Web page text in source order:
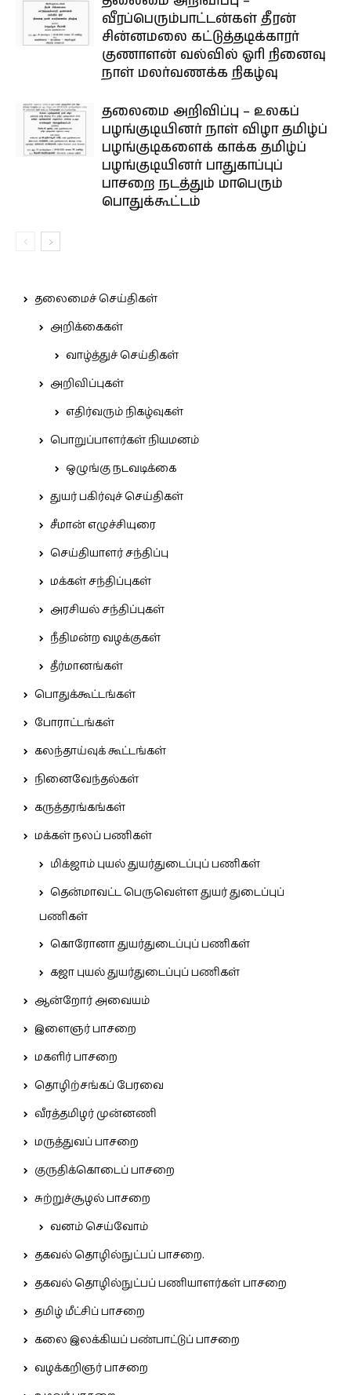
வீரப்பெரும்பாட்டன்கள் தீரன்
சின்னமலை கட்டுத்தடிக்காரர்
குணாளன் வல்வில் ஓரி நினைவு
நாள் மலர்வணக்க நிகழ்வு
தலைமை அறிவிப்பு – உலகப்
பழங்குடியினர் நாள் விழா தமிழ்ப்
பழங்குடிகளைக் காக்க தமிழ்ப்
பழங்குடியினர் பாதுகாப்புப்
பாசறை நடத்தும் மாபெரும்
பொதுக்கூட்டம்
தலைமைச் செய்திகள்
அறிக்கைகள்
வாழ்த்துச் செய்திகள்
அறிவிப்புகள்
எதிர்வரும் நிகழ்வுகள்
பொறுப்பாளர்கள் நியமனம்
ஒழுங்கு நடவடிக்கை
துயர் பகிர்வுச் செய்திகள்
சீமான் எழுச்சியுரை
செய்தியாளர் சந்திப்பு
மக்கள் சந்திப்புகள்
அரசியல் சந்திப்புகள்
நீதிமன்ற வழக்குகள்
தீர்மானங்கள்
பொதுக்கூட்டங்கள்
போராட்டங்கள்
கலந்தாய்வுக் கூட்டங்கள்
நினைவேந்தல்கள்
கருத்தரங்கங்கள்
மக்கள் நலப் பணிகள்
மிக்ஜாம் புயல் துயர்துடைப்புப் பணிகள்
தென்மாவட்ட பெருவெள்ள துயர் துடைப்புப்
பணிகள்
கொரோனா துயர்துடைப்புப் பணிகள்
கஜா புயல் துயர்துடைப்புப் பணிகள்
ஆன்றோர் அவையம்
இளைஞர் பாசறை
மகளிர் பாசறை
தொழிற்சங்கப் பேரவை
வீரத்தமிழர் முன்னணி
மருத்துவப் பாசறை
குருதிக்கொடைப் பாசறை
சுற்றுச்சூழல் பாசறை
வனம் செய்வோம்
தகவல் தொழில்நுட்பப் பாசறை.
தகவல் தொழில்நுட்பப் பணியாளர்கள் பாசறை
தமிழ் மீட்சிப் பாசறை
கலை இலக்கியப் பண்பாட்டுப் பாசறை
வழக்கறிஞர் பாசறை